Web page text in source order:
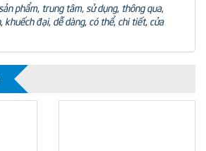
sản phẩm, trung tâm, sử dụng, thông qua,
, khuếch đại, dễ dàng, có thể, chi tiết, cửa